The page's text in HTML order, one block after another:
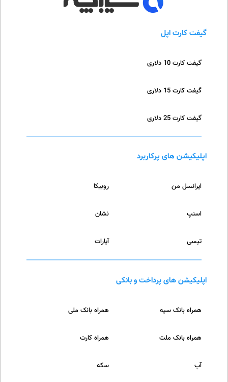
گیفت کارت اپل
گیفت کارت 10 دلاری
گیفت کارت 15 دلاری
گیفت کارت 25 دلاری
اپلیکیشن های پرکاربرد
روبیکا ایرانسل من
نشان اسنپ
آپارات تپسی
اپلیکیشن های پرداخت و بانکی
همراه بانک ملی همراه بانک سپه
همراه کارت همراه بانک ملت
سکه آپ